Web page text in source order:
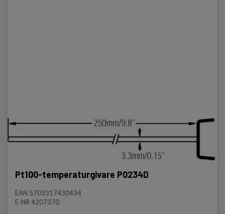
Pt100-temperaturgivare P0234D
EAN 5703317430434
E-NR 4207370